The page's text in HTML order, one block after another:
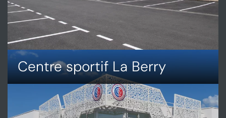
Centre sportif La Berry
DÉCOUVRIR
CENTRE
SPORTIF
LA
BERRY